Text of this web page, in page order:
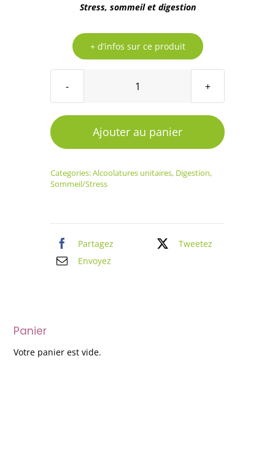
Stress, sommeil et digestion
+ d’infos sur ce produit
quantité
Alcoolature
Valériane
Ajouter au panier
Categories:Alcoolatures unitaires, Digestion,
Sommeil/Stress
Partagez
Tweetez
Envoyez
Panier
Votre panier est vide.